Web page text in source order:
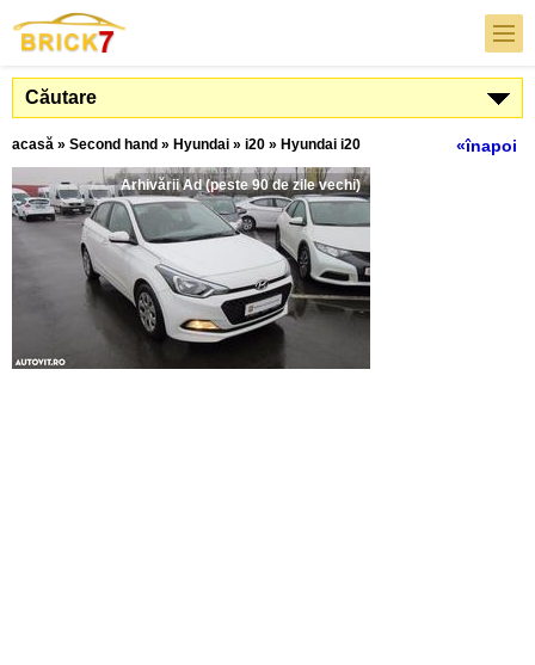
Căutare
«înapoi
acasă » Second hand » Hyundai » i20 » Hyundai i20
Arhivării Ad (peste 90 de zile vechi)